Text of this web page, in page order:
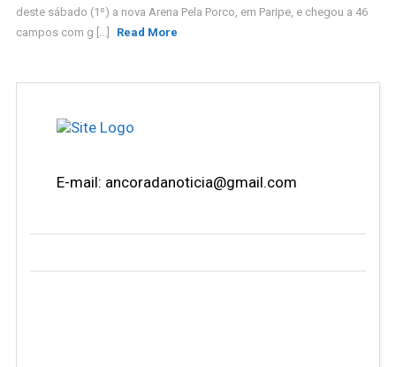
deste sábado (1º) a nova Arena Pela Porco, em Paripe, e chegou a 46
campos com g [...]
Read More
E-mail: ancoradanoticia@gmail.com